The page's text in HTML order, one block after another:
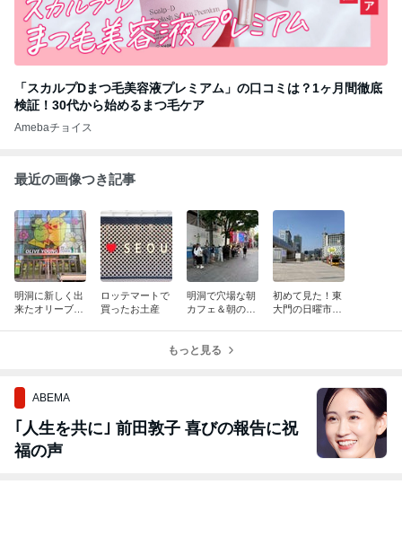
「スカルプDまつ毛美容液プレミアム」の口コミは？1ヶ月間徹底
検証！30代から始めるまつ毛ケア
Amebaチョイス
最近の画像つき記事
明洞に新しく出
来たオリーブヤ
ロッテマートで
買ったお土産
明洞で穴場な朝
カフェ＆朝の明
初めて見た！東
大門の日曜市場
もっと見る
ABEMA
｢人生を共に｣ 前田敦子 喜びの報告に祝
福の声